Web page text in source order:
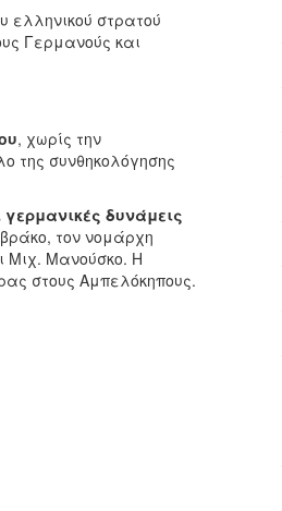
ελληνικού στρατού
Γερμανούς και
, χωρίς την
της συνθηκολόγησης
γερμανικές δυνάμεις
τον νομάρχη
Μιχ. Μανούσκο. Η
στους Αμπελόκηπους.